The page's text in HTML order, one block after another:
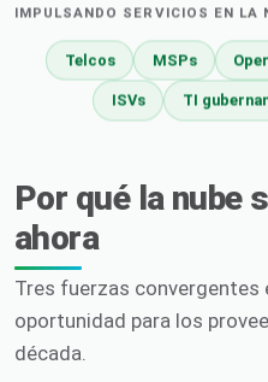
IMPULSANDO SERVICIOS EN LA
Telcos MSPs
ISVs TI
Por qué la nube
ahora
Tres fuerzas convergentes
oportunidad para los
década.